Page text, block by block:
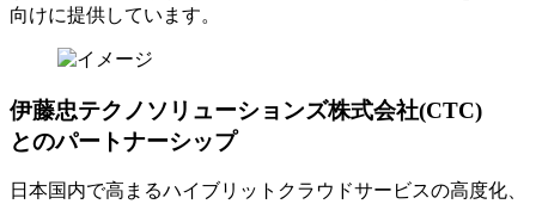
向けに提供しています。
伊藤忠テクノソリューションズ株式会社(CTC)
とのパートナーシップ
日本国内で高まるハイブリットクラウドサービスの高度化、